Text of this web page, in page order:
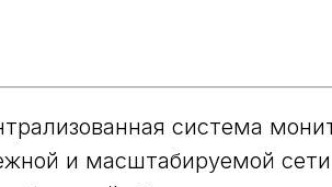
система
и масштабируемой